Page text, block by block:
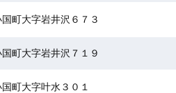
町大字岩井沢６７３
町大字岩井沢７１９
町大字叶水３０１